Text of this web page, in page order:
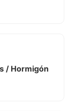
/ Hormigón